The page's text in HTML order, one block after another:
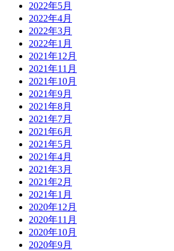
2022年5月
2022年4月
2022年3月
2022年1月
2021年12月
2021年11月
2021年10月
2021年9月
2021年8月
2021年7月
2021年6月
2021年5月
2021年4月
2021年3月
2021年2月
2021年1月
2020年12月
2020年11月
2020年10月
2020年9月